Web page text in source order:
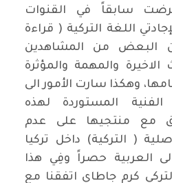
عُرضت سابقاً في القنوات
اللغة التركية ( قراءة
البعض من المشاهدين
والمهمة والمؤثرة
وهكذا سارت الأمور الى
المستوردة لهذه
مع منتجيها على عدم
( التركية) داخل تركيا
الى العربية حصراً وفِي هذا
كرم جاطاي اتفقنا مع